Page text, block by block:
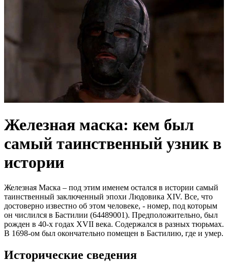
Железная маска: кем был
самый таинственный узник в
истории
Железная Маска – под этим именем остался в истории самый
таинственный заключенный эпохи Людовика XIV. Все, что
достоверно известно об этом человеке, - номер, под которым
он числился в Бастилии (64489001). Предположительно, был
рожден в 40-х годах XVII века. Содержался в разных тюрьмах.
В 1698-ом был окончательно помещен в Бастилию, где и умер.
Исторические сведения